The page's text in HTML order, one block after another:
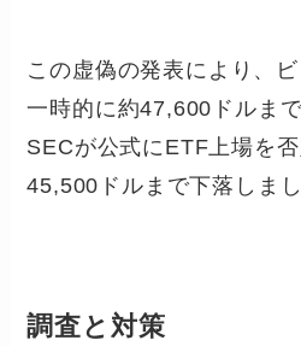
この虚偽の発表により、
一時的に約47,600ドルま
SECが公式にETF上場を
45,500ドルまで下落しまし
調査と対策